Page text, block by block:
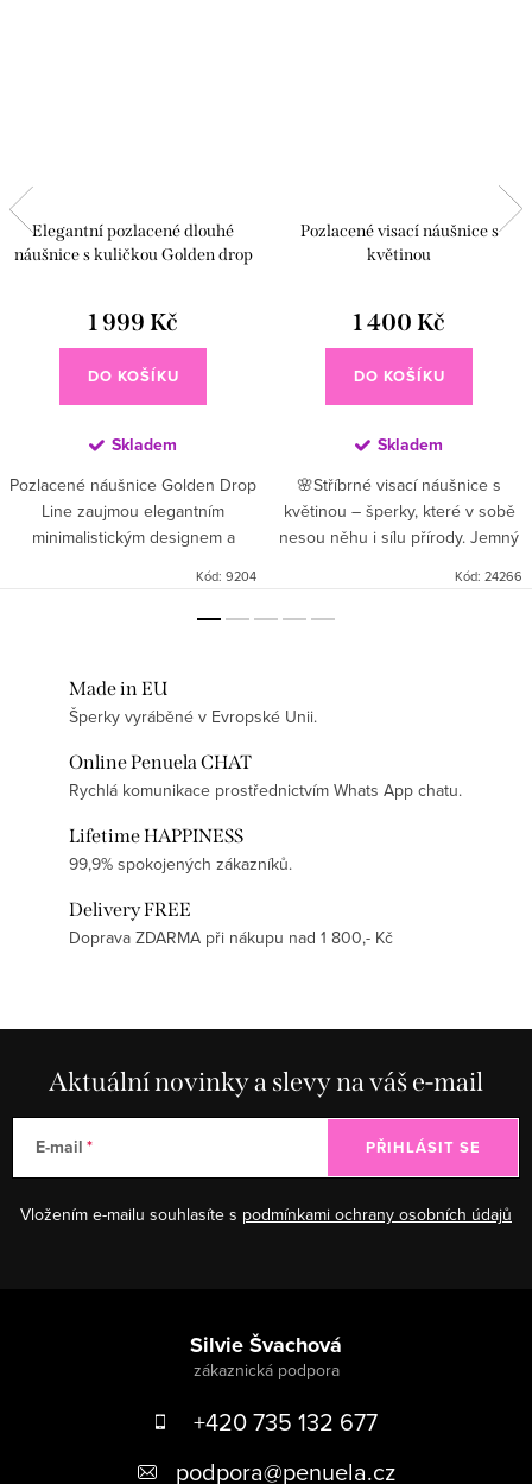
Elegantní pozlacené dlouhé
náušnice s kuličkou Golden drop
1 999 Kč
DO KOŠÍKU
Skladem
Pozlacené náušnice Golden Drop
Line zaujmou elegantním
minimalistickým designem a
tyčinky zakončené drobnou...
Kód: 9204
Pozlacené visací náušnice s
květinou
1 400 Kč
DO KOŠÍKU
Skladem
🌸Stříbrné visací náušnice s
květinou – šperky, které v sobě
nesou něhu i sílu přírody. Jemný
🌿. Díky pozlacení...
Kód: 24266
Made in EU
Šperky vyráběné v Evropské Unii.
Online Penuela CHAT
Rychlá komunikace prostřednictvím Whats App chatu.
Lifetime HAPPINESS
99,9% spokojených zákazníků.
Delivery FREE
Doprava ZDARMA při nákupu nad 1 800,- Kč
Aktuální novinky a slevy na váš e-mail
E-mail
Vložením e-mailu souhlasíte s podmínkami ochrany osobních údajů
PŘIHLÁSIT SE
Silvie Švachová
+420 735 132 677
podpora@penuela.cz